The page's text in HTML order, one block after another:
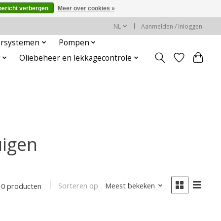
NL Aanmelden / Inloggen
Pompen
Oliebeheer en lekkagecontrole
0 producten Sorteren op Meest bekeken
verbergen Meer over cookies »